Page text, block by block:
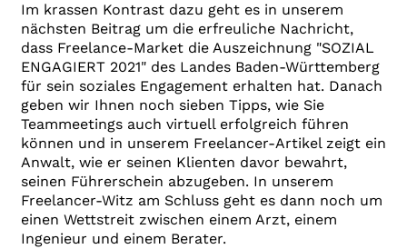
Im krassen Kontrast dazu geht es in unserem
nächsten Beitrag um die erfreuliche Nachricht,
dass Freelance-Market die Auszeichnung "SOZIAL
ENGAGIERT 2021" des Landes Baden-Württemberg
für sein soziales Engagement erhalten hat. Danach
geben wir Ihnen noch sieben Tipps, wie Sie
Teammeetings auch virtuell erfolgreich führen
können und in unserem Freelancer-Artikel zeigt ein
Anwalt, wie er seinen Klienten davor bewahrt,
seinen Führerschein abzugeben. In unserem
Freelancer-Witz am Schluss geht es dann noch um
einen Wettstreit zwischen einem Arzt, einem
Ingenieur und einem Berater.